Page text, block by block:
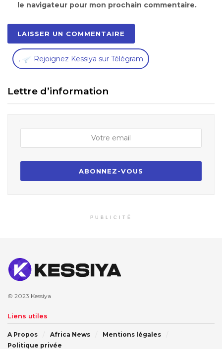
le navigateur pour mon prochain commentaire.
, Rejoignez Kessiya sur Télégram
Lettre d’information
PUBLICITÉ
© 2023 Kessiya
Liens utiles
A Propos Africa News
Mentions légales
Politique privée